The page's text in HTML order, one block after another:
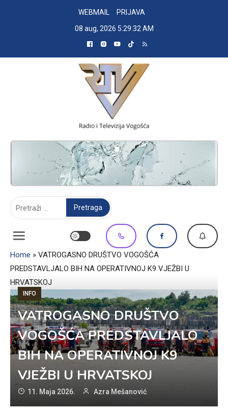
WEBMAIL
PRIJAVA
08 aug, 2026 5:29:33 AM
RADIO TELEVIZIJA VOGOŠĆA
Home » VATROGASNO DRUŠTVO VOGOŠĆA
PREDSTAVLJALO BIH NA OPERATIVNOJ K9 VJEŽBI U
HRVATSKOJ
INFO
VATROGASNO DRUŠTVO
VOGOŠĆA PREDSTAVLJALO
BIH NA OPERATIVNOJ K9
VJEŽBI U HRVATSKOJ
11. Maja 2026. Azra Mešanović